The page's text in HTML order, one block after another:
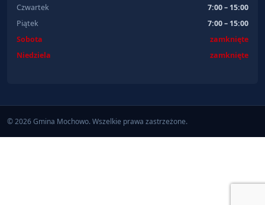
Czwartek
7:00 – 15:00
Piątek
7:00 – 15:00
Sobota
zamknięte
Niedziela
zamknięte
© 2026 Gmina Mochowo. Wszelkie prawa zastrzeżone.